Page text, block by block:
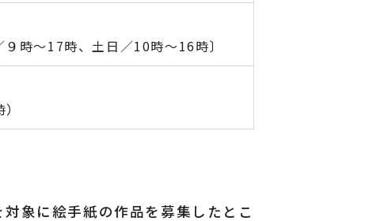
時～17時、土日／10時～16時〕
象に絵手紙の作品を募集したとこ